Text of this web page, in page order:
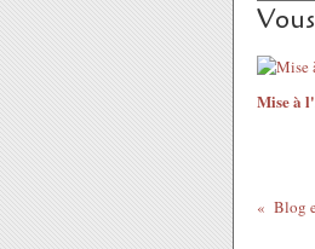
Mise à